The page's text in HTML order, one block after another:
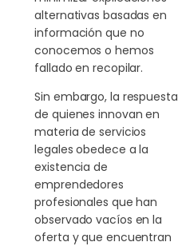
alternativas basadas en
información que no
conocemos o hemos
fallado en recopilar.
Sin embargo, la respuesta
de quienes innovan en
materia de servicios
legales obedece a la
existencia de
emprendedores
profesionales que han
observado vacíos en la
oferta y que encuentran